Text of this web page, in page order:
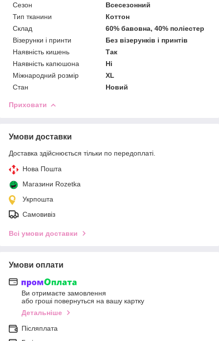
Сезон
Всесезонний
Тип тканини
Коттон
Склад
60% бавовна, 40% поліестер
Візерунки і принти
Без візерунків і принтів
Наявність кишень
Так
Наявність капюшона
Ні
Міжнародний розмір
XL
Стан
Новий
Приховати
Умови доставки
Доставка здійснюється тільки по передоплаті.
Нова Пошта
Магазини Rozetka
Укрпошта
Самовивіз
Всі умови доставки
Умови оплати
Ви отримаєте замовлення
або гроші повернуться на вашу картку
Детальніше
Післяплата